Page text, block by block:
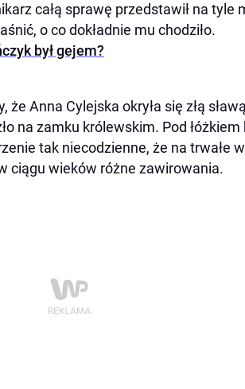
całą sprawę przedstawił na tyle
o co dokładnie mu chodziło.
był gejem?
Anna Cylejska okryła się złą
na zamku królewskim. Pod
tak niecodzienne, że na trwałe
ciągu wieków różne zawirowania.